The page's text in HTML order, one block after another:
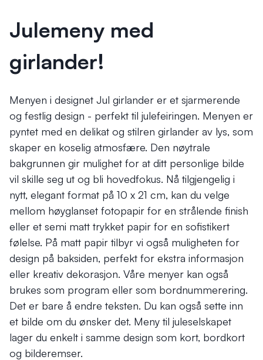
Julemeny med
girlander!
Menyen i designet Jul girlander er et sjarmerende
og festlig design - perfekt til julefeiringen. Menyen er
pyntet med en delikat og stilren girlander av lys, som
skaper en koselig atmosfære. Den nøytrale
bakgrunnen gir mulighet for at ditt personlige bilde
vil skille seg ut og bli hovedfokus. Nå tilgjengelig i
nytt, elegant format på 10 x 21 cm, kan du velge
mellom høyglanset fotopapir for en strålende finish
eller et semi matt trykket papir for en sofistikert
følelse. På matt papir tilbyr vi også muligheten for
design på baksiden, perfekt for ekstra informasjon
eller kreativ dekorasjon. Våre menyer kan også
brukes som program eller som bordnummerering.
Det er bare å endre teksten. Du kan også sette inn
et bilde om du ønsker det. Meny til juleselskapet
lager du enkelt i samme design som kort, bordkort
og bilderemser.